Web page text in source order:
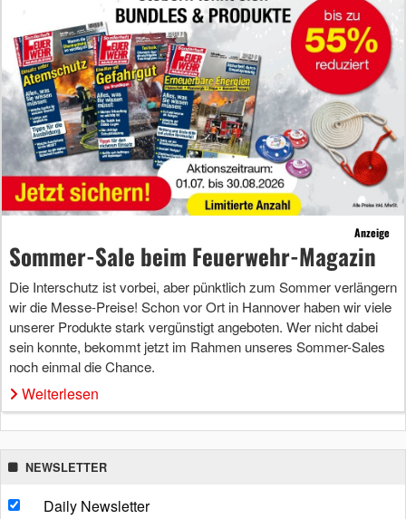
Anzeige
Sommer-Sale beim Feuerwehr-Magazin
Die Interschutz ist vorbei, aber pünktlich zum Sommer verlängern
wir die Messe-Preise! Schon vor Ort in Hannover haben wir viele
unserer Produkte stark vergünstigt angeboten. Wer nicht dabei
sein konnte, bekommt jetzt im Rahmen unseres Sommer-Sales
noch einmal die Chance.
Weiterlesen
NEWSLETTER
Daily Newsletter